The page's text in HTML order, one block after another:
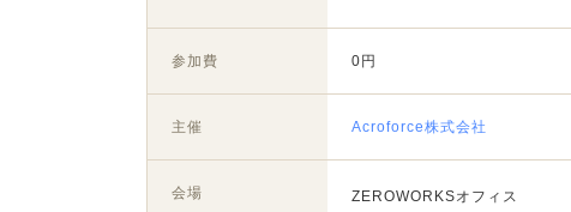
参加費 0円
主催 Acroforce株式会社
会場
ZEROWORKSオフィス